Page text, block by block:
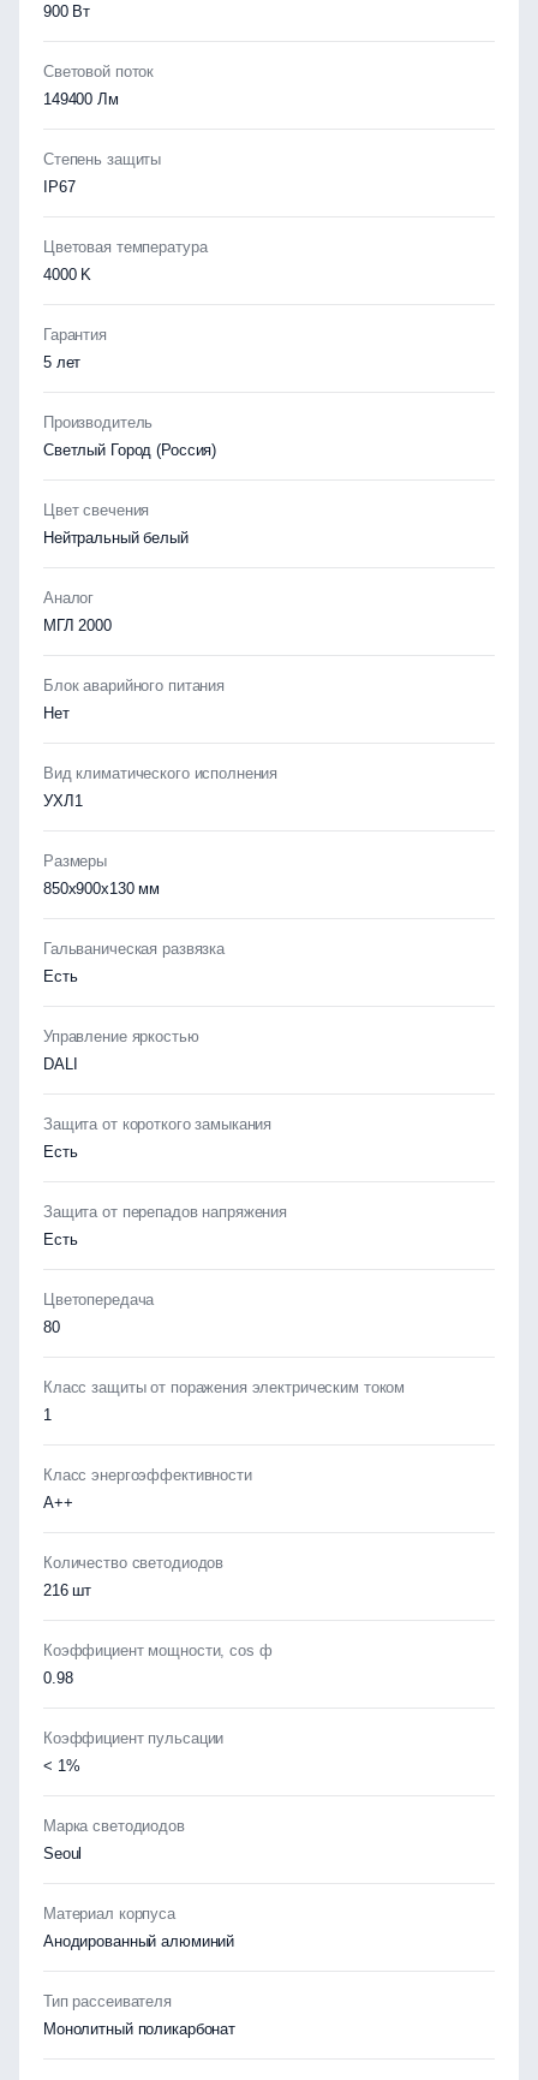
900 Вт
Световой поток
149400 Лм
Степень защиты
IP67
Цветовая температура
4000 K
Гарантия
5 лет
Производитель
Светлый Город (Россия)
Цвет свечения
Нейтральный белый
Аналог
МГЛ 2000
Блок аварийного питания
Нет
Вид климатического исполнения
УХЛ1
Размеры
850х900х130 мм
Гальваническая развязка
Есть
Управление яркостью
DALI
Защита от короткого замыкания
Есть
Защита от перепадов напряжения
Есть
Цветопередача
80
Класс защиты от поражения электрическим током
1
Класс энергоэффективности
А++
Количество светодиодов
216 шт
Коэффициент мощности, cos ф
0.98
Коэффициент пульсации
< 1%
Марка светодиодов
Seoul
Материал корпуса
Анодированный алюминий
Тип рассеивателя
Монолитный поликарбонат